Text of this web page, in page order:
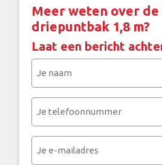
Meer weten over de
driepuntbak 1,8 m?
Laat een bericht
(Vereist)
(Vereist)